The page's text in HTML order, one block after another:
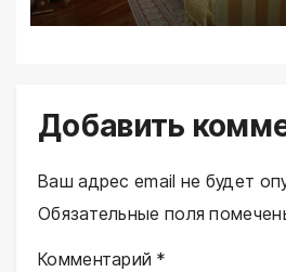
Добавить
Ваш адрес email не будет
Обязательные поля
Комментарий *